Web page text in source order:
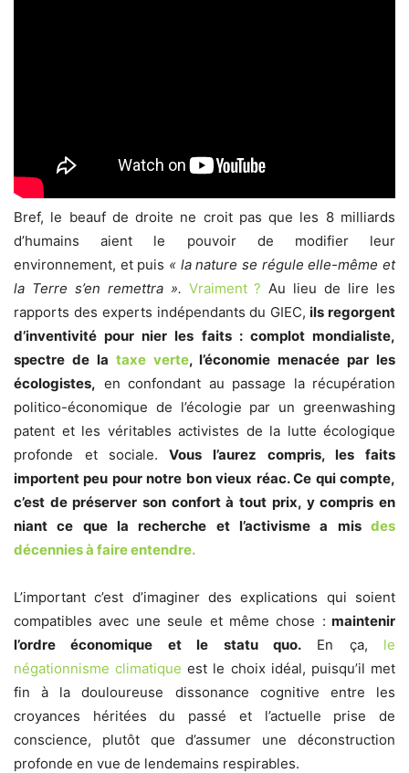
Bref, le beauf de droite ne croit pas que les 8 milliards
d’humains aient le pouvoir de modifier leur
environnement, et puis « la nature se régule elle-même et
la Terre s’en remettra ». Vraiment ? Au lieu de lire les
rapports des experts indépendants du GIEC, ils regorgent
d’inventivité pour nier les faits : complot mondialiste,
spectre de la taxe verte, l’économie menacée par les
écologistes, en confondant au passage la récupération
politico-économique de l’écologie par un greenwashing
patent et les véritables activistes de la lutte écologique
profonde et sociale. Vous l’aurez compris, les faits
importent peu pour notre bon vieux réac. Ce qui compte,
c’est de préserver son confort à tout prix, y compris en
niant ce que la recherche et l’activisme a misdes
décennies à faire entendre.
L’important c’est d’imaginer des explications qui soient
compatibles avec une seule et même chose : maintenir
l’ordre économique et le statu quo.En ça, le
négationnisme climatique est le choix idéal, puisqu’il met
fin à la douloureuse dissonance cognitive entre les
croyances héritées du passé et l’actuelle prise de
conscience, plutôt que d’assumer une déconstruction
profonde en vue de lendemains respirables.